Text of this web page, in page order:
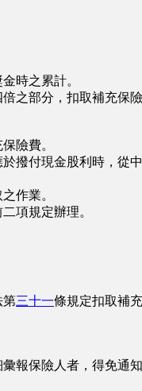
時之累計。
之部分，扣取補充保險
險費。
撥付現金股利時，從
作業。
項規定辦理。
第三十一條規定扣取補
報保險人者，得免通知